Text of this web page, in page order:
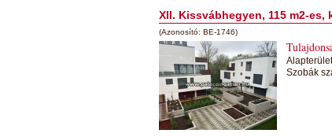
XII. Kissvábhegyen, 115 m2-
(Azonosító: BE-1746)
Szobák